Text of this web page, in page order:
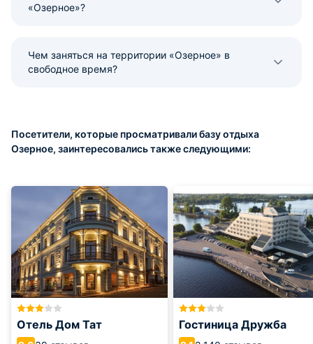
«Озерное»?
Чем заняться на территории «Озерное» в
свободное время?
Посетители, которые просматривали базу отдыха
Озерное, заинтересовались также следующими:
Отель Дом Тат Гостиница Дружба